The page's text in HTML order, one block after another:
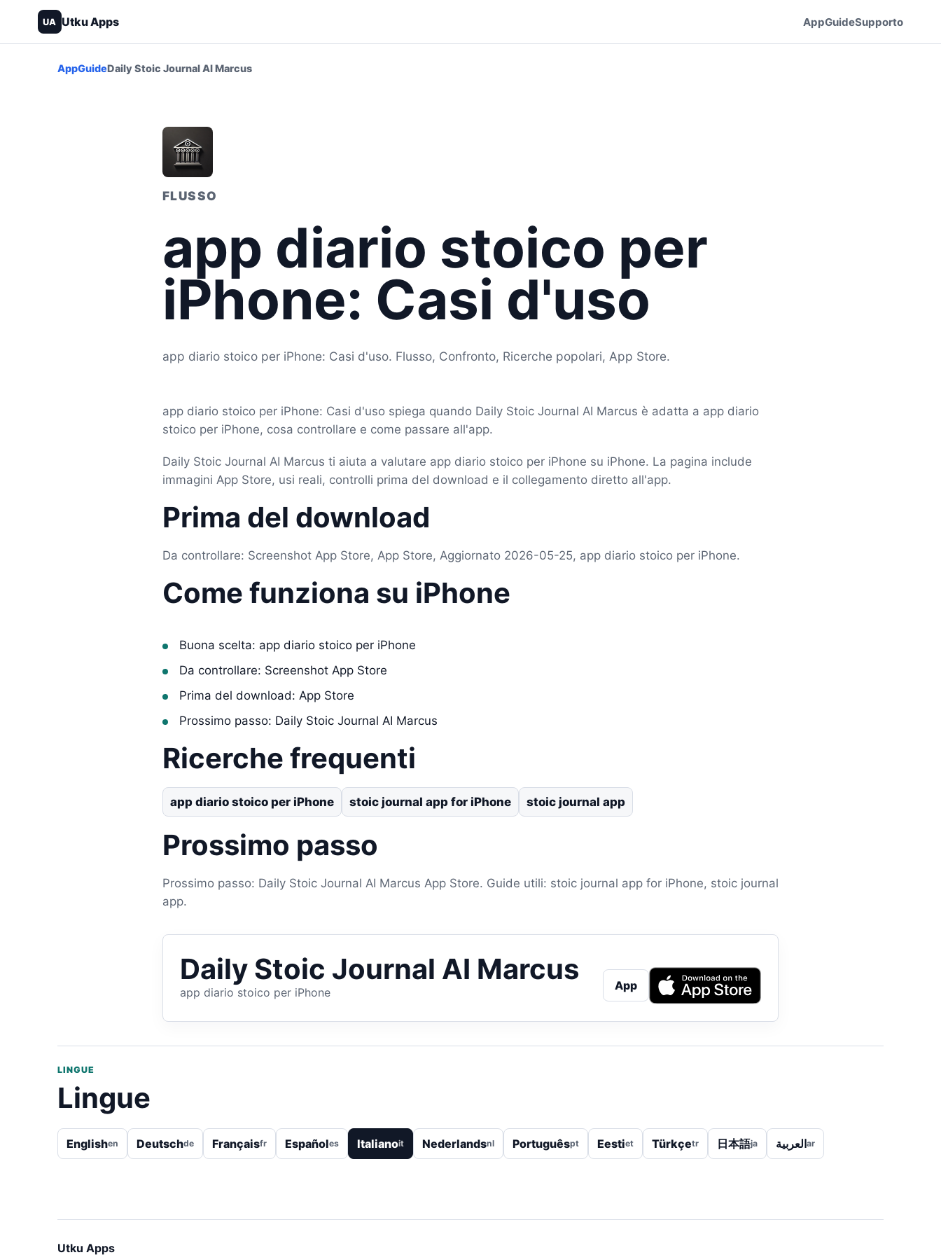
UA Utku Apps AppGuideSupporto
AppGuideDaily Stoic Journal AI Marcus
FLUSSO
app diario stoico per
iPhone: Casi d'uso
app diario stoico per iPhone: Casi d'uso. Flusso, Confronto, Ricerche popolari, App Store.
app diario stoico per iPhone: Casi d'uso spiega quando Daily Stoic Journal AI Marcus è adatta a app diario
stoico per iPhone, cosa controllare e come passare all'app.
Daily Stoic Journal AI Marcus ti aiuta a valutare app diario stoico per iPhone su iPhone. La pagina include
immagini App Store, usi reali, controlli prima del download e il collegamento diretto all'app.
Prima del download
Da controllare: Screenshot App Store, App Store, Aggiornato 2026-05-25, app diario stoico per iPhone.
Come funziona su iPhone
Buona scelta: app diario stoico per iPhone
Da controllare: Screenshot App Store
Prima del download: App Store
Prossimo passo: Daily Stoic Journal AI Marcus
Ricerche frequenti
app diario stoico per iPhone stoic journal app for iPhone stoic journal app
Prossimo passo
Prossimo passo: Daily Stoic Journal AI Marcus App Store. Guide utili: stoic journal app for iPhone, stoic journal
app.
Daily Stoic Journal AI Marcus
app diario stoico per iPhone App
LINGUE
Lingue
Englishen Deutschde Françaisfr Españoles Italianoit Nederlandsnl Portuguêspt Eestiet Türkçetr 日本語ja العربيةar
Utku Apps